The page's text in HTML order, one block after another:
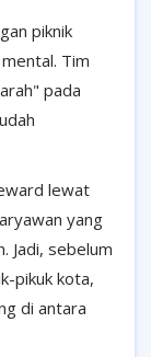
piknik
Tim
pada
lewat
yang
Jadi, sebelum
pikuk kota,
di antara